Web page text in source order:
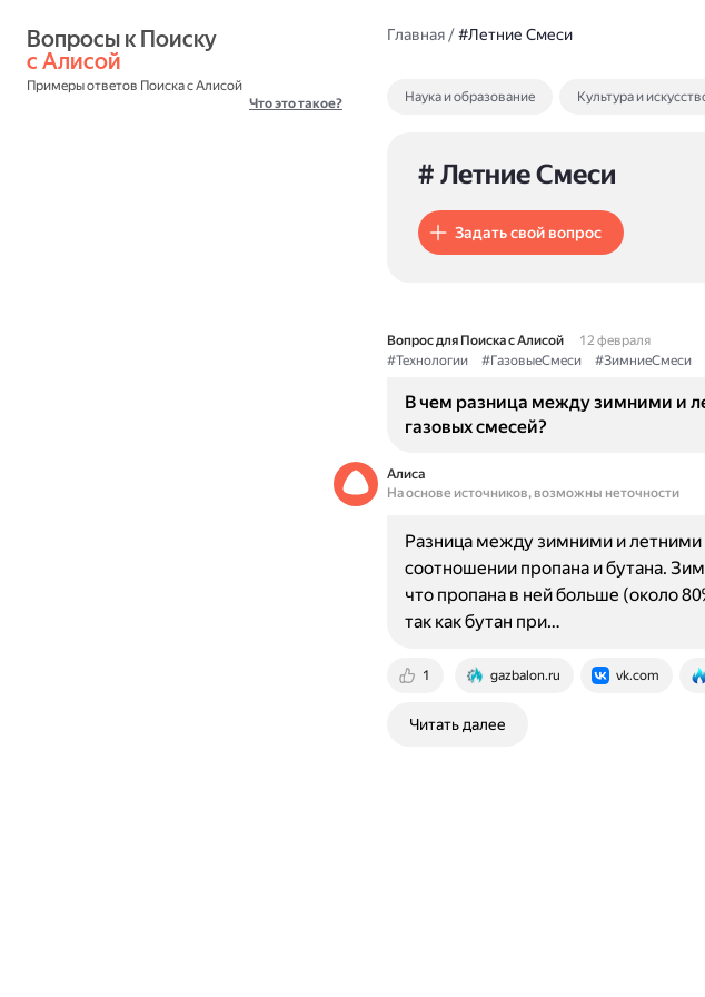
с Алисой
Примеры ответов Поиска с Алисой
Что это такое?
Главная/#Летние Смеси
Наука и образование Культура и
# Летние Смеси
Задать свой вопрос
Вопрос для Поиска с Алисой
12 февраля
#Технологии
#ГазовыеСмеси #ЗимниеСмеси
В чем разница между зимними и
газовых смесей?
Алиса
На основе источников, возможны неточности
1 gazbalon.ru vk.com
Разница между зимними и летними
соотношении пропана и бутана.
что пропана в ней больше (около
так как бутан при…
Читать далее